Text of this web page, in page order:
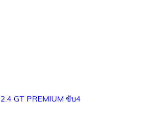
GT PREMIUM ขับ4